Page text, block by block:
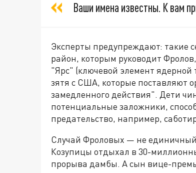
Ваши имена известны. К вам
Эксперты предупреждают: такие
район, которым руководит
"Ярс" (ключевой элемент ядерной
зятя с США, которые поставляют
замедленного действия". Дети
потенциальные заложники,
предательство, например,
Случай Фроловых — не
Козупицы отдыхал в 30-
прорыва дамбы. А сын вице-